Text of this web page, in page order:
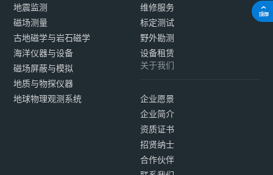
地震监测
磁场测量
古地磁学与岩石磁学
海洋仪器与设备
磁场屏蔽与模拟
地质与物探仪器
地球物理观测系统
维修服务
标定测试
野外勘测
设备租赁
关于我们
企业愿景
企业简介
资质证书
招贤纳士
合作伙伴